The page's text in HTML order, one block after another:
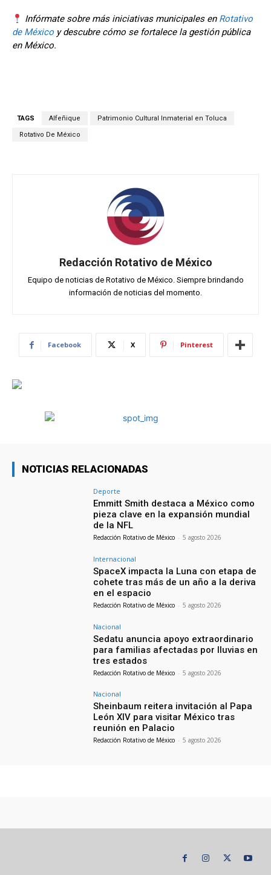
Infórmate sobre más iniciativas municipales en Rotativo
de México y descubre cómo se fortalece la gestión pública
en México.
TAGS Alfeñique Patrimonio Cultural Inmaterial en Toluca
Rotativo De México
Redacción Rotativo de México
Equipo de noticias de Rotativo de México. Siempre brindando
información de noticias del momento.
Facebook X Pinterest
NOTICIAS RELACIONADAS
Deporte
Emmitt Smith destaca a México como
pieza clave en la expansión mundial
de la NFL
Redacción Rotativo de México - 5 agosto 2026
Internacional
SpaceX impacta la Luna con etapa de
cohete tras más de un año a la deriva
en el espacio
Redacción Rotativo de México - 5 agosto 2026
Nacional
Sedatu anuncia apoyo extraordinario
para familias afectadas por lluvias en
tres estados
Redacción Rotativo de México - 5 agosto 2026
Nacional
Sheinbaum reitera invitación al Papa
León XIV para visitar México tras
reunión en Palacio
Redacción Rotativo de México - 5 agosto 2026